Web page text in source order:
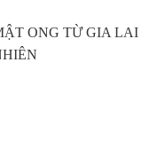
819,000₫.
ONG TỪ GIA LAI